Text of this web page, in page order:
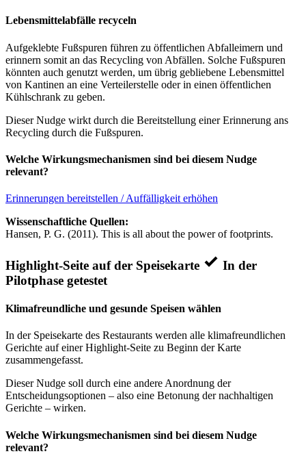
Lebensmittelabfälle recyceln
Aufgeklebte Fußspuren führen zu öffentlichen Abfalleimern und
erinnern somit an das Recycling von Abfällen. Solche Fußspuren
könnten auch genutzt werden, um übrig gebliebene Lebensmittel
von Kantinen an eine Verteilerstelle oder in einen öffentlichen
Kühlschrank zu geben.
Dieser Nudge wirkt durch die Bereitstellung einer Erinnerung ans
Recycling durch die Fußspuren.
Welche Wirkungsmechanismen sind bei diesem Nudge
relevant?
Erinnerungen bereitstellen / Auffälligkeit erhöhen
Wissenschaftliche Quellen:
Hansen, P. G. (2011). This is all about the power of footprints.
Highlight-Seite auf der Speisekarte
In der
Pilotphase getestet
Klimafreundliche und gesunde Speisen wählen
In der Speisekarte des Restaurants werden alle klimafreundlichen
Gerichte auf einer Highlight-Seite zu Beginn der Karte
zusammengefasst.
Dieser Nudge soll durch eine andere Anordnung der
Entscheidungsoptionen – also eine Betonung der nachhaltigen
Gerichte – wirken.
Welche Wirkungsmechanismen sind bei diesem Nudge
relevant?